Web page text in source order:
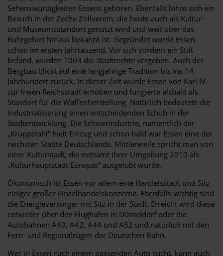
Sehenswürdigkeiten Essens gehören. Ebenfalls lohnt sich ein
Besuch in der Zeche Zollverein, die heute auch als Kultur-
und Museumsstandort genutzt wird und weit über das
Ruhrgebiet hinaus bekannt ist. Gegründet wurde Essen
schon im ersten Jahrtausend. Vor sich vordem ein Stift
befand, wurden 1003 die Stadtrechte vergeben. Auch der
Bergbau blickt auf eine langjährige Tradition bis ins 14.
Jahrhundert zurück. In dieser Zeit wurde Essen von Karl IV.
zur freien Reichsstadt erhoben und fungierte alsbald als
Standort für die Waffenherstellung. Natürlich bedeutete die
Industrialisierung einen entscheidenden Schub in der
Stadtentwicklung. Die Schwerindustrie, namentlich der
„Kruppstahl“ hielt Einzug und schon bald war Essen eine der
reichsten Städte Deutschlands. Mittlerweile spricht man von
einer Kulturstadt, die mitsamt ihrer Umgebung 2010 als
„Kulturhauptstadt Europas“ ausgelobt wurde.
Ökonomisch ist Essen vor allem eine Handelsstadt und Sitz
einiger großer Einzelhandelskonzerne. Ebenfalls wichtig sind
die Energieversorger mit Sitz in der Stadt. Erreicht wird diese
entweder über den Flughafen in Düsseldorf oder die
Autobahnen A40, A42, A44 und A52 und natürlich mit den
Fern- und Regionalzügen der Deutschen Bahn.
Wer in Essen nach einem passenden Auto sucht, kann auch